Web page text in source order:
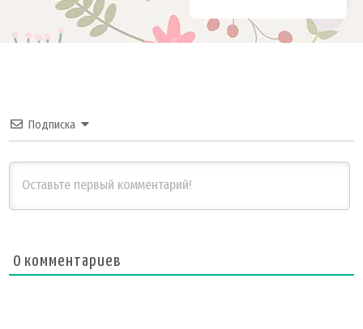
Подписка
0 комментариев